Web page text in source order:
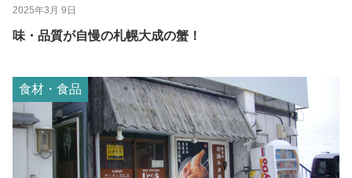
2025年3月 9日
味・品質が自慢の札幌大成の蟹！
食材・食品